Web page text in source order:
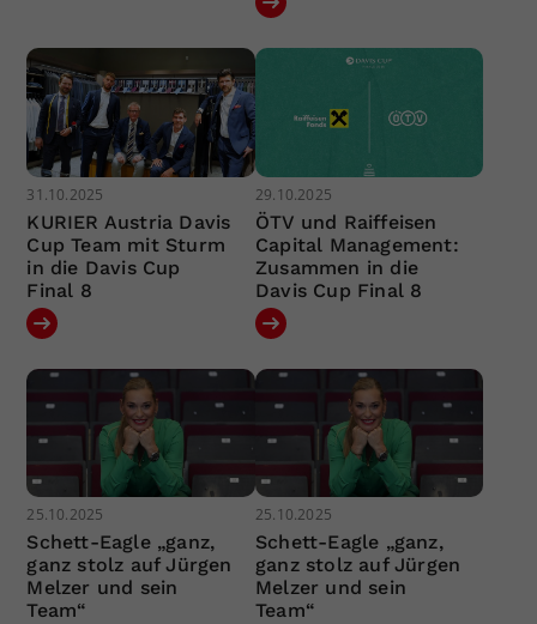
31.10.2025
KURIER Austria Davis
Cup Team mit Sturm
in die Davis Cup
Final 8
29.10.2025
ÖTV und Raiffeisen
Capital Management:
Zusammen in die
Davis Cup Final 8
25.10.2025
Schett-Eagle „ganz,
ganz stolz auf Jürgen
Melzer und sein
Team“
25.10.2025
Schett-Eagle „ganz,
ganz stolz auf Jürgen
Melzer und sein
Team“